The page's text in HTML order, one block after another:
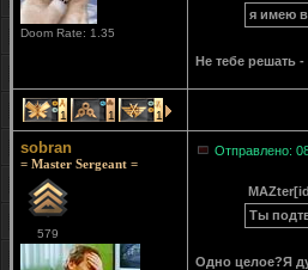
Doom Rate: 1.35
я имею
Не тебе решать
1 1 1
sobran
= Master Sergeant =
579
Отправлено:
Ты
Одно целое?Я